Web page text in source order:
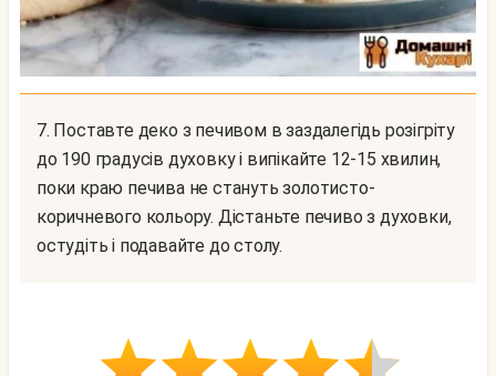
7. Поставте деко з печивом в заздалегідь розігріту
до 190 градусів духовку і випікайте 12-15 хвилин,
поки краю печива не стануть золотисто-
коричневого кольору. Дістаньте печиво з духовки,
остудіть і подавайте до столу.